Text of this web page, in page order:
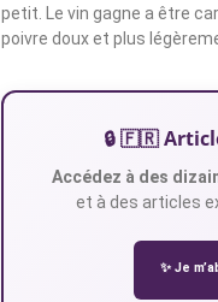
petit. Le vin gagne a être
poivre doux et plus
🔒 🇫🇷
Accédez à des
et à des articles
✨ Je